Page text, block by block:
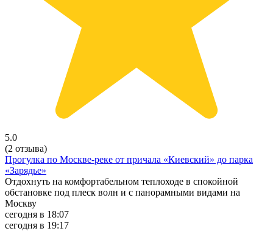
5.0
(2 отзыва)
Прогулка по Москве-реке от причала «Киевский» до парка
«Зарядье»
Отдохнуть на комфортабельном теплоходе в спокойной
обстановке под плеск волн и с панорамными видами на
Москву
сегодня в 18:07
сегодня в 19:17